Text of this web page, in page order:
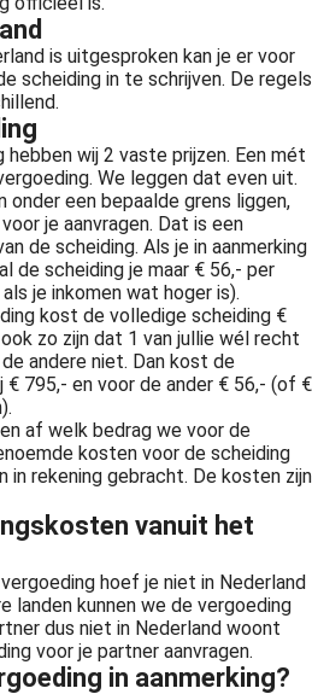
is uitgesproken kan je er voor
scheiding in te schrijven. De regels
wij 2 vaste prijzen. Een mét
We leggen dat even uit.
onder een bepaalde grens liggen,
je aanvragen. Dat is een
de scheiding. Als je in aanmerking
de scheiding je maar € 56,- per
je inkomen wat hoger is).
kost de volledige scheiding €
zo zijn dat 1 van jullie wél recht
andere niet. Dan kost de
795,- en voor de ander € 56,- (of €
af welk bedrag we voor de
kosten voor de scheiding
in rekening gebracht. De kosten zijn
vanuit het
hoef je niet in Nederland
landen kunnen we de vergoeding
dus niet in Nederland woont
voor je partner aanvragen.
in aanmerking?